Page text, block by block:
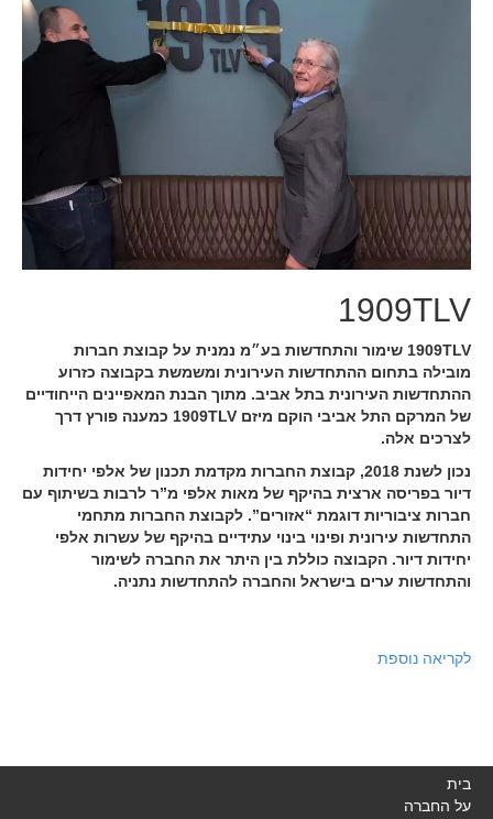
1909TLV
1909TLV שימור והתחדשות בע״מ נמנית על קבוצת חברות
מובילה בתחום ההתחדשות העירונית ומשמשת בקבוצה כזרוע
ההתחדשות העירונית בתל אביב. מתוך הבנת המאפיינים הייחודיים
של המרקם התל אביבי הוקם מיזם 1909TLV כמענה פורץ דרך
לצרכים אלה.
נכון לשנת 2018, קבוצת החברות מקדמת תכנון של אלפי יחידות
דיור בפריסה ארצית בהיקף של מאות אלפי מ”ר לרבות בשיתוף עם
חברות ציבוריות דוגמת “אזורים”. לקבוצת החברות מתחמי
התחדשות עירונית ופינוי בינוי עתידיים בהיקף של עשרות אלפי
יחידות דיור. הקבוצה כוללת בין היתר את החברה לשימור
והתחדשות ערים בישראל והחברה להתחדשות נתניה.
לקריאה נוספת
בית
על החברה